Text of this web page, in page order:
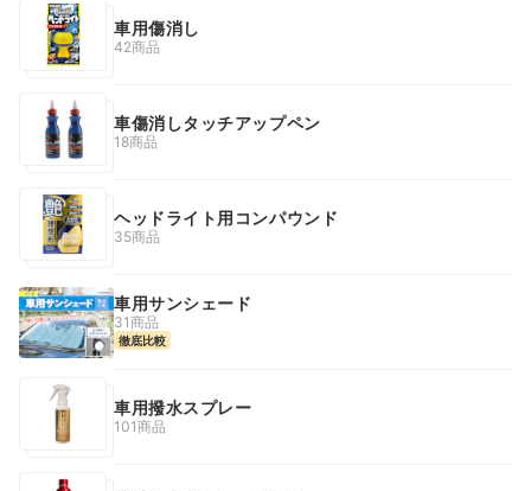
車用傷消し
42商品
車傷消しタッチアップペン
18商品
ヘッドライト用コンパウンド
35商品
車用サンシェード
31商品
徹底比較
車用撥水スプレー
101商品